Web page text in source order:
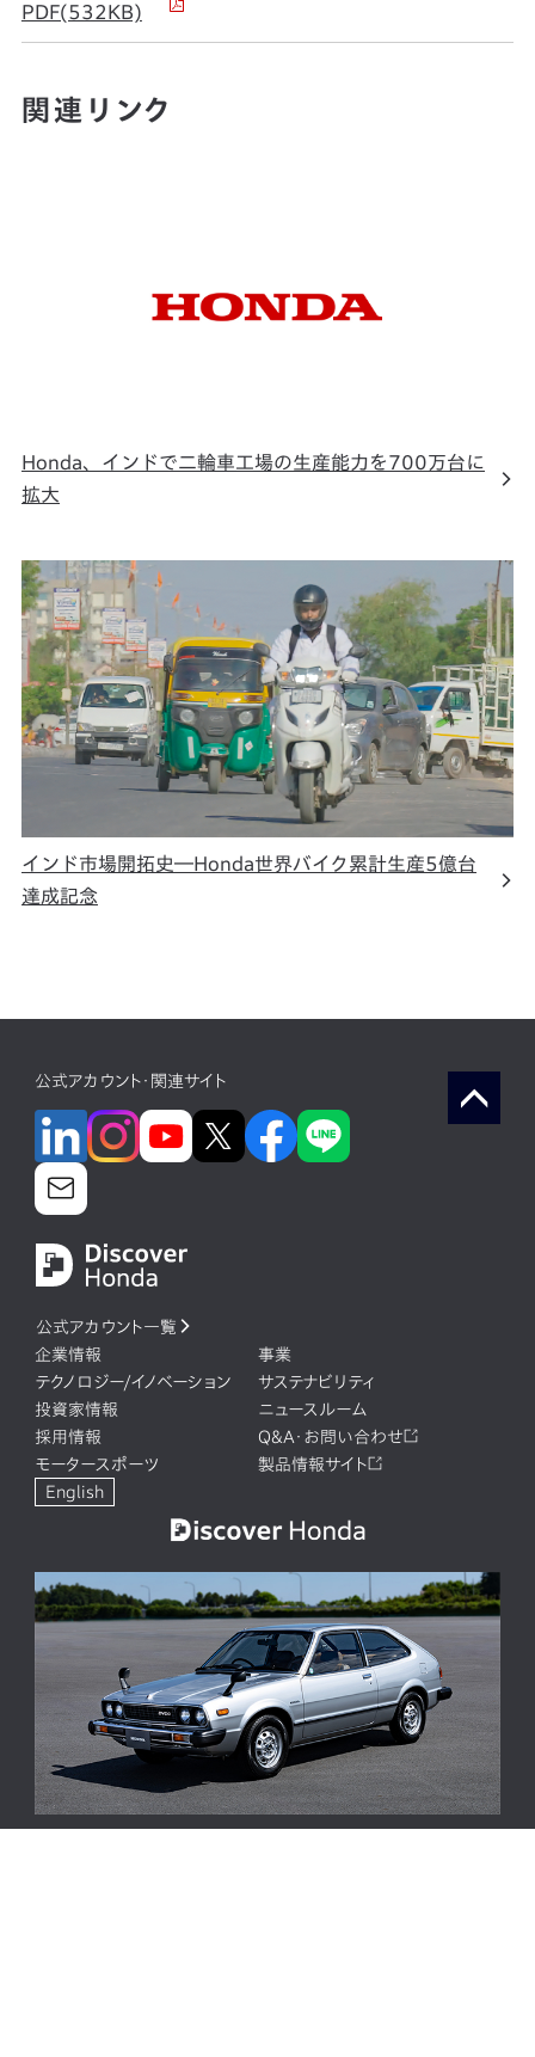
PDF(532KB)
関連リンク
Honda、インドで二輪車工場の生産能力を700万台に
拡大
インド市場開拓史―Honda世界バイク累計生産5億台
達成記念
公式アカウント・関連サイト
公式アカウント一覧
企業情報
事業
テクノロジー/イノベーション
サステナビリティ
投資家情報
ニュースルーム
採用情報
Q&A・お問い合わせ
モータースポーツ
製品情報サイト
English